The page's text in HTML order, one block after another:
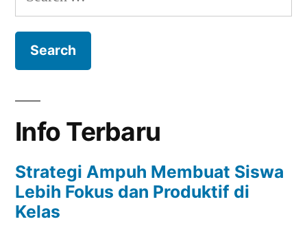
Limit
for:
Info Terbaru
Strategi Ampuh Membuat Siswa
Lebih Fokus dan Produktif di
Kelas